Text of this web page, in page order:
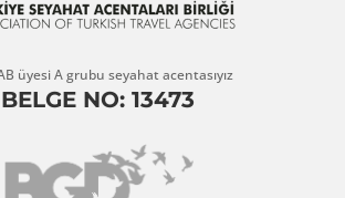
üyesi A grubu seyahat acentasıyız
BELGE NO: 13473